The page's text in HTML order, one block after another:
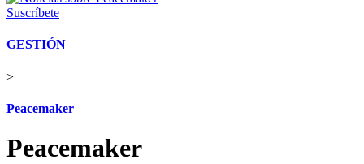
Suscríbete
GESTIÓN
>
Peacemaker
Peacemaker